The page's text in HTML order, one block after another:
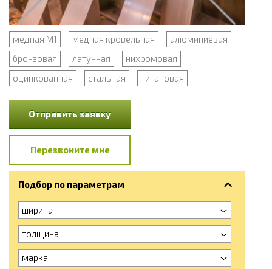
медная М1 медная кровельная
алюминиевая
бронзовая
латунная
нихромовая
оцинкованная
стальная титановая
Отправить заявку
Перезвоните мне
Подбор по параметрам
ширина
толщина
марка